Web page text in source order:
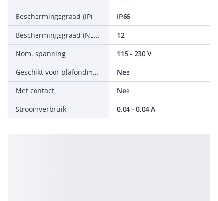
Beschermingsgraad (IP)
IP66
Beschermingsgraad (NEMA)
12
Nom. spanning
115 - 230 V
Geschikt voor plafondmontage
Nee
Met contact
Nee
Stroomverbruik
0.04 - 0.04 A